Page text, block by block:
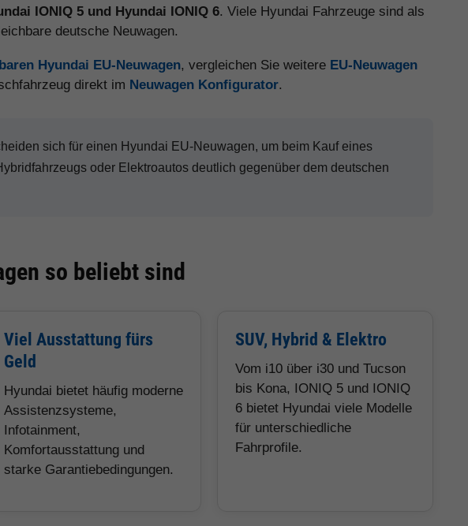
IONIQ 5 und Hyundai IONIQ 6. Viele Hyundai Fahrzeuge sind als
deutsche Neuwagen.
Hyundai EU-Neuwagen, vergleichen Sie weitere EU-Neuwagen
direkt im Neuwagen Konfigurator.
sich für einen Hyundai EU-Neuwagen, um beim Kauf eines
oder Elektroautos deutlich gegenüber dem deutschen
so beliebt sind
Viel Ausstattung fürs
Geld
Hyundai bietet häufig moderne
Assistenzsysteme,
Infotainment,
Komfortausstattung und
starke Garantiebedingungen.
SUV, Hybrid & Elektro
Vom i10 über i30 und Tucson
bis Kona, IONIQ 5 und IONIQ
6 bietet Hyundai viele Modelle
für unterschiedliche
Fahrprofile.